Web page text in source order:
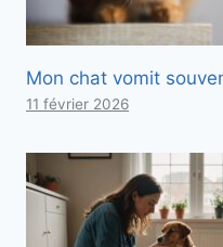
Mon chat vomit
11 février 2026